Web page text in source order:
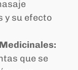
y su efecto
que se